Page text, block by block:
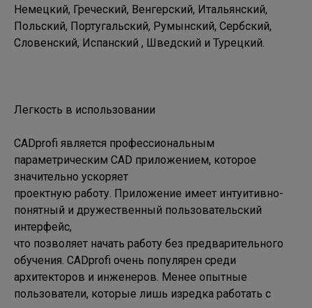
Немецкий, Греческий, Венгерский, Итальянский,
Польский, Португальский, Румынский, Сербский,
Словенский, Испанский , Шведский и Турецкий.
Легкость в использовании
CADprofi является профессиональным
параметрическим CAD приложением, которое
значительно ускоряет
проектную работу. Приложение имеет интуитивно-
понятный и дружественный пользовательский
интерфейс,
что позволяет начать работу без предварительного
обучения. CADprofi очень популярен среди
архитекторов и инженеров. Менее опытные
пользователи, которые лишь изредка работать с